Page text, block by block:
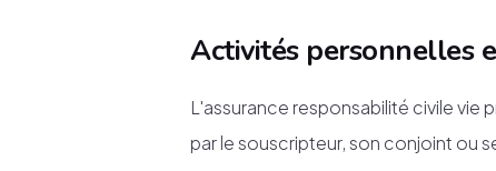
Activités personnelles
L'assurance responsabilité civile vie
par le souscripteur, son conjoint ou